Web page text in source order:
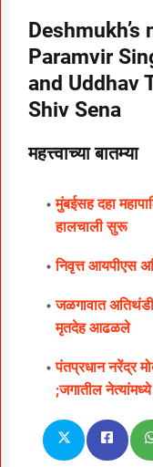
Paramvir
and Uddhav
Shiv Sena
महत्त्वाच्या बातम्या
मुंबईसह दहा
हालचाली सुरू
निवृत्त आयपीएस
जळगावात
मृतदेह आढळले
पंतप्रधान नरेंद्र
;जगातील